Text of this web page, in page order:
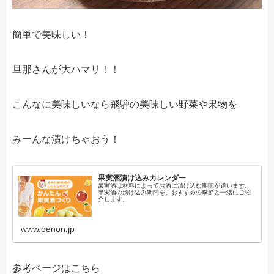
簡単で美味しい！
旦那さんが大ハマリ！！
こんなに美味しいなら飛騨の美味しい野菜や果物を
みーんな漬けちゃおう！
果実酒漬け込みカレンダー
果実酒は材料によってお酒に漬け込む期間が違います。
果実酒の漬け込み期間を、おすすめの季節と一緒にご紹
介します。
www.oenon.jp
参考ページはこちら